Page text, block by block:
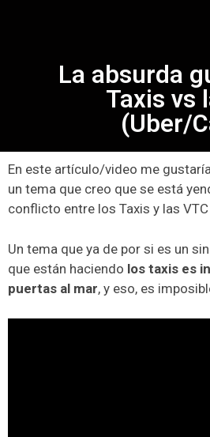
La absurda
Taxis vs
(Uber/
En este artículo/video me
un tema que creo que se está
conflicto entre los Taxis y las VTC
Un tema que ya de por si es un
que están haciendo los taxis es
puertas al mar, y eso, es